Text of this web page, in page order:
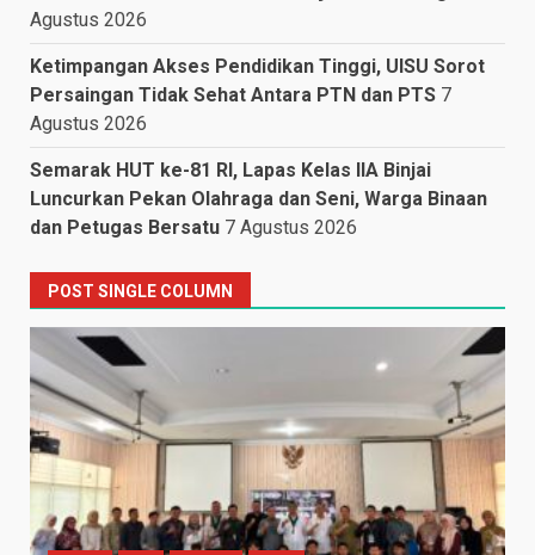
Agustus 2026
Ketimpangan Akses Pendidikan Tinggi, UISU Sorot
Persaingan Tidak Sehat Antara PTN dan PTS 7
Agustus 2026
Semarak HUT ke-81 RI, Lapas Kelas IIA Binjai
Luncurkan Pekan Olahraga dan Seni, Warga Binaan
dan Petugas Bersatu 7 Agustus 2026
POST SINGLE COLUMN